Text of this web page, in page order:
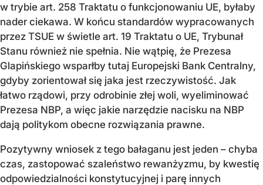
w trybie art. 258 Traktatu o funkcjonowaniu UE, byłaby
nader ciekawa. W końcu standardów wypracowanych
przez TSUE w świetle art. 19 Traktatu o UE, Trybunał
Stanu również nie spełnia. Nie wątpię, że Prezesa
Glapińskiego wsparłby tutaj Europejski Bank Centralny,
gdyby zorientował się jaka jest rzeczywistość. Jak
łatwo rządowi, przy odrobinie złej woli, wyeliminować
Prezesa NBP, a więc jakie narzędzie nacisku na NBP
dają politykom obecne rozwiązania prawne.
Pozytywny wniosek z tego bałaganu jest jeden – chyba
czas, zastopować szaleństwo rewanżyzmu, by kwestię
odpowiedzialności konstytucyjnej i parę innych